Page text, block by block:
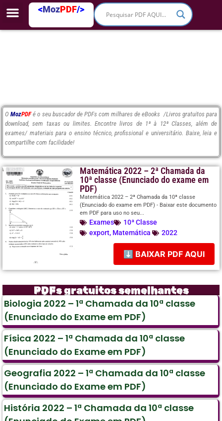
<MozPDF/>
OMozPDF é o seu buscador de PDFs com milhares de eBooks /Livros gratuitos para
download, sem taxas ou limites. Encontre livros de 1ª à 12ª Classes, além de
exames/ materiais para o ensino técnico, profissional e universitário. Baixe, leia e
compartilhe com facilidade!
Matemática 2022 – 2ª Chamada da
10ª classe (Enunciado do exame em
PDF)
Matemática 2022 – 2ª Chamada da 10ª classe
(Enunciado do exame em PDF) - Baixar este documento
em PDF para uso no seu...
Exames
10ª Classe
export, Matemática 2022
⬇ BAIXAR PDF AQUI
PDFs gratuitos semelhantes
Biologia 2022 – 1ª Chamada da 10ª classe
(Enunciado do Exame em PDF)
Física 2022 – 1ª Chamada da 10ª classe
(Enunciado do Exame em PDF)
Geografia 2022 – 1ª Chamada da 10ª classe
(Enunciado do Exame em PDF)
História 2022 – 1ª Chamada da 10ª classe